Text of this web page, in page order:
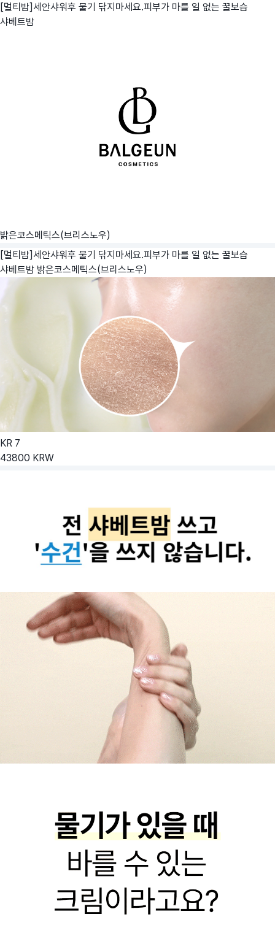
[멀티밤]세안샤워후 물기 닦지마세요.피부가 마를 일 없는 꿀보습
샤베트밤
밝은코스메틱스(브리스노우)
[멀티밤]세안샤워후 물기 닦지마세요.피부가 마를 일 없는 꿀보습
샤베트밤 밝은코스메틱스(브리스노우)
KR 7
43800 KRW